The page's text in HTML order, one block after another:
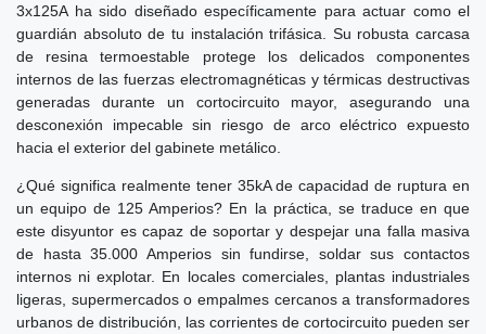
3x125A ha sido diseñado específicamente para actuar como el
guardián absoluto de tu instalación trifásica. Su robusta carcasa
de resina termoestable protege los delicados componentes
internos de las fuerzas electromagnéticas y térmicas destructivas
generadas durante un cortocircuito mayor, asegurando una
desconexión impecable sin riesgo de arco eléctrico expuesto
hacia el exterior del gabinete metálico.
¿Qué significa realmente tener 35kA de capacidad de ruptura en
un equipo de 125 Amperios? En la práctica, se traduce en que
este disyuntor es capaz de soportar y despejar una falla masiva
de hasta 35.000 Amperios sin fundirse, soldar sus contactos
internos ni explotar. En locales comerciales, plantas industriales
ligeras, supermercados o empalmes cercanos a transformadores
urbanos de distribución, las corrientes de cortocircuito pueden ser